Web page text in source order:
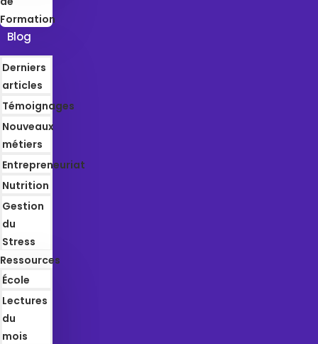
Formation
Blog
Derniers
articles
Témoignages
Nouveaux
métiers
Entrepreneuriat
Nutrition
Gestion
du
Stress
Ressources
École
Lectures
du
mois